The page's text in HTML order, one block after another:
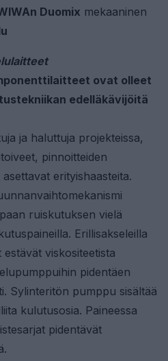
Duomix mekaaninen
ovat olleet
edelläkävijöitä
ja haluttuja projekteissa,
pinnoitteiden
erityishaasteita.
ruiskutuksen vielä
Erillisakseleilla
viskositeetista
pidentäen
Sylinteritön pumppu sisältää
kulutusosia. Paineessa
pidentävät